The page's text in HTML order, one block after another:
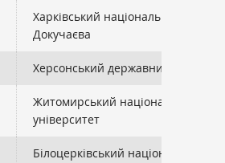
Харківський національний
Докучаєва
Херсонський державний агарний
Житомирський національний
університет
Білоцерківський національний